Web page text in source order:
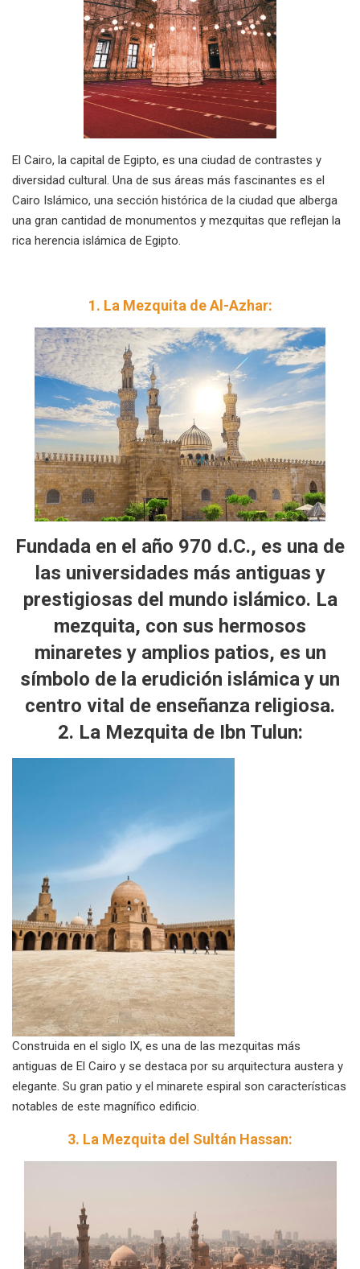
El Cairo, la capital de Egipto, es una ciudad de contrastes y
diversidad cultural. Una de sus áreas más fascinantes es el
Cairo Islámico, una sección histórica de la ciudad que alberga
una gran cantidad de monumentos y mezquitas que reflejan la
rica herencia islámica de Egipto.
1. La Mezquita de Al-Azhar:
Fundada en el año 970 d.C., es una de
las universidades más antiguas y
prestigiosas del mundo islámico. La
mezquita, con sus hermosos
minaretes y amplios patios, es un
símbolo de la erudición islámica y un
centro vital de enseñanza religiosa.
2. La Mezquita de Ibn Tulun:
Construida en el siglo IX, es una de las mezquitas más
antiguas de El Cairo y se destaca por su arquitectura austera y
elegante. Su gran patio y el minarete espiral son características
notables de este magnífico edificio.
3. La Mezquita del Sultán Hassan: